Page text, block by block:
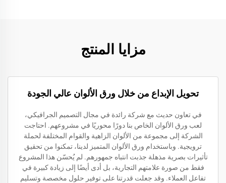
مزايا المنتج
تحويل الإبداع من خلال ورق الألوان عالي الجودة
في تعاون حديث مع شركة رائدة في مجال التصميم الجرافيكي،
لعب ورق الألوان الخاص بنا دورًا محوريًا في مشروعهم. احتاجت
الشركة إلى مجموعة من الألوان الزاهية والقوام المختلفة لحملة
ترويجية. وباستخدام ورق الألوان المتميز لدينا، تمكنوا من تحقيق
تأثيرات بصرية مذهلة جذبت انتباه جمهورهم. لم يُحسّن هذا المشروع
فقط من صورة علامتهم التجارية، بل أدى أيضًا إلى زيادة كبيرة في
تفاعل العملاء. وقد جعلت قدرتنا على توفير حلول مخصصة وتسليم